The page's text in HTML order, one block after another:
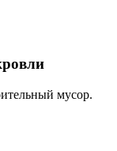
мусор.